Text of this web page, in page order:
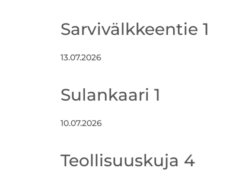
Sarvivälkkeentie 1
13.07.2026
Sulankaari 1
10.07.2026
Teollisuuskuja 4